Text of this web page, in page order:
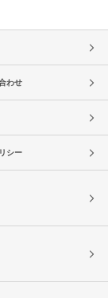
わせ
シー